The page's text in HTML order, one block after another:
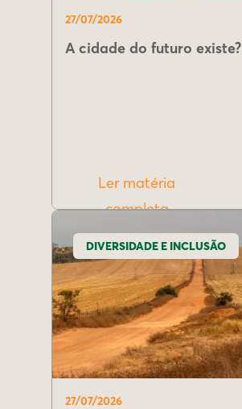
27/07/2026
A cidade do futuro existe?
Ler matéria
completa
DIVERSIDADE E INCLUSÃO
27/07/2026